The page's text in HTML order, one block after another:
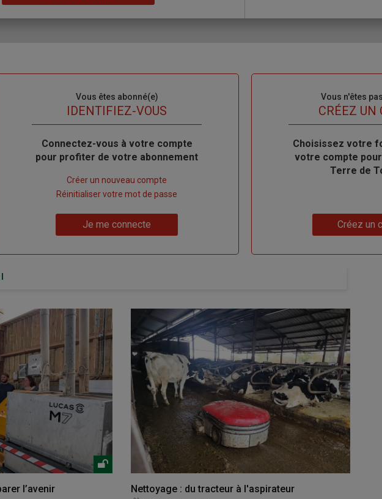
Vous êtes abonné(e)
IDENTIFIEZ-VOUS
Body
Connectez-vous à votre compte
pour profiter de votre abonnement
compte"
Créer un nouveau compte
Réinitialiser votre mot de passe
Je me connecte
Vous n'êtes
TITRECRÉEZ UN
Body
Choisissez votre
votre compte
Terre de
Créez un
l’avenir Nettoyage : du tracteur à l'aspirateur